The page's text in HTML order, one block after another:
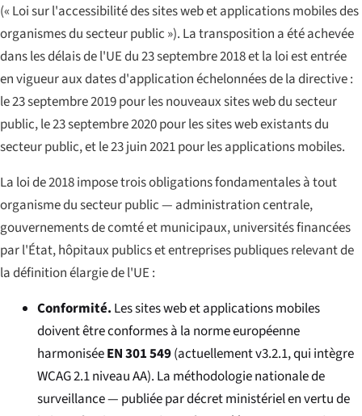
(« Loi sur l'accessibilité des sites web et applications mobiles des
organismes du secteur public »). La transposition a été achevée
dans les délais de l'UE du 23 septembre 2018 et la loi est entrée
en vigueur aux dates d'application échelonnées de la directive :
le 23 septembre 2019 pour les nouveaux sites web du secteur
public, le 23 septembre 2020 pour les sites web existants du
secteur public, et le 23 juin 2021 pour les applications mobiles.
La loi de 2018 impose trois obligations fondamentales à tout
organisme du secteur public — administration centrale,
gouvernements de comté et municipaux, universités financées
par l'État, hôpitaux publics et entreprises publiques relevant de
la définition élargie de l'UE :
Conformité. Les sites web et applications mobiles
doivent être conformes à la norme européenne
harmoniséeEN 301 549(actuellement v3.2.1, qui intègre
WCAG 2.1 niveau AA). La méthodologie nationale de
surveillance — publiée par décret ministériel en vertu de